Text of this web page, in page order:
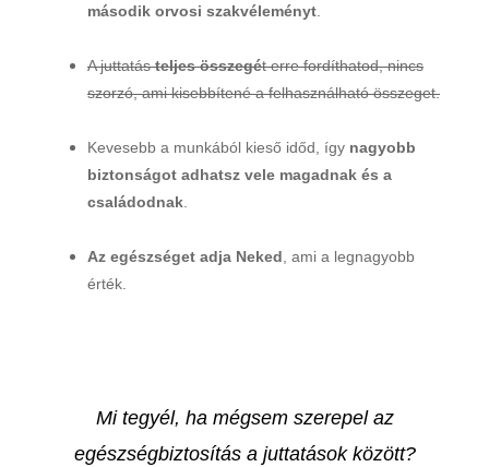
második orvosi szakvéleményt
A juttatásteljes összegét erre fordíthatod, nincs
szorzó, ami kisebbítené a felhasználható összeget.
Kevesebb a munkából kieső időd, így nagyobb
biztonságot adhatsz vele magadnak és a
családodnak
Az egészséget adja Neked , ami a legnagyobb
érték.
Mi tegyél, ha mégsem szerepel az
egészségbiztosítás a juttatások között?